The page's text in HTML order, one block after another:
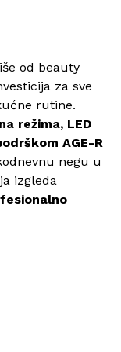
od beauty
za sve
rutine.
režima, LED
AGE-R
negu u
izgleda